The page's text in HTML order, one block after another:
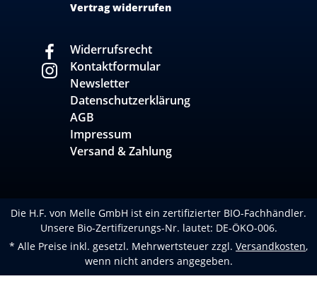
Vertrag widerrufen
Widerrufsrecht
Kontaktformular
Newsletter
Datenschutzerklärung
AGB
Impressum
Versand & Zahlung
Die H.F. von Melle GmbH ist ein zertifizierter BIO-Fachhändler.
Unsere Bio-Zertifizerungs-Nr. lautet: DE-ÖKO-006.
* Alle Preise inkl. gesetzl. Mehrwertsteuer zzgl. Versandkosten,
wenn nicht anders angegeben.